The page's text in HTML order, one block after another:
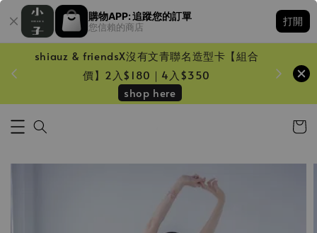
購物APP: 追蹤您的訂單
您信賴的商店
打開
shiauz & friendsX沒有文青聯名造型卡【組合
價】2入$180｜4入$350
shop here